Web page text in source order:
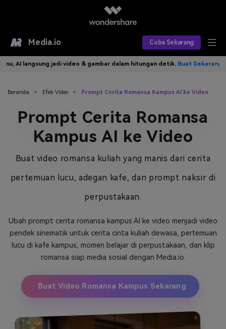
Media.io Coba Sekarang
Alat AI
AI Video
AI Gambar
AI Audio
Produk AI
Asisten Video AI
Editor Video AI
Editor Gambar AI
Editor Audio AI
Efek AI
Efek Video
Efek Foto
Sumber Daya
FAQs Hubungi Kami
Tips & Tutorial AI
Jelajahi Lebih Banyak >>
Harga
Masuk
jadi video & gambar dalam hitungan detik.Buat Sekarang>> Tulis
Beranda > Efek Video > Prompt Cerita Romansa Kampus AI ke Video
Prompt Cerita Romansa
Kampus AI ke Video
Buat video romansa kuliah yang manis dari cerita
pertemuan lucu, adegan kafe, dan prompt naksir di
perpustakaan.
Ubah prompt cerita romansa kampus AI ke video menjadi video
pendek sinematik untuk cerita cinta kuliah dewasa, pertemuan
lucu di kafe kampus, momen belajar di perpustakaan, dan klip
romansa siap media sosial dengan Media.io.
Buat Video Romansa Kampus Sekarang